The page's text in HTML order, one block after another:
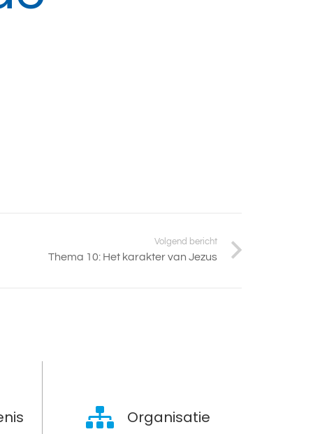
Volgend bericht
Thema 10: Het karakter van Jezus
Organisatie